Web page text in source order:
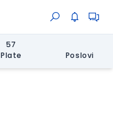
57
Plate
Poslovi